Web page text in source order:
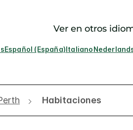
Ver en otros
Español (España)Italiano
Habitaciones